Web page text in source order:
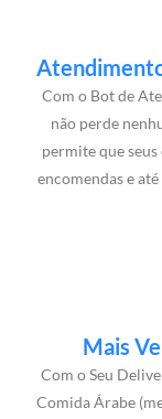
Com o Bot de
não perde
permite que
encomendas e
Mais
Com o Seu
Comida Árabe